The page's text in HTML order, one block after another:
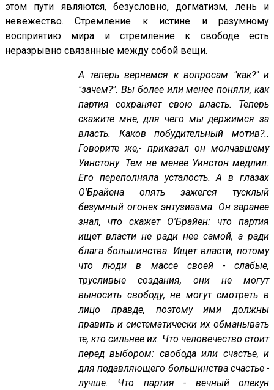
этом пути являются, безусловно, догматизм, лень и
невежество. Стремление к истине и разумному
восприятию мира и стремление к свободе есть
неразрывно связанные между собой вещи.
А теперь вернемся к вопросам "как?" и
"зачем?". Вы более или менее поняли, как
партия сохраняет свою власть. Теперь
скажите мне, для чего мы держимся за
власть. Каков побудительный мотив?..
Говорите же,- приказал он молчавшему
Уинстону. Тем не менее Уинстон медлил.
Его переполняла усталость. А в глазах
О'Брайена опять зажегся тусклый
безумный огонек энтузиазма. Он заранее
знал, что скажет О'Брайен: что партия
ищет власти не ради нее самой, а ради
блага большинства. Ищет власти, потому
что люди в массе своей - слабые,
трусливые создания, они не могут
выносить свободу, не могут смотреть в
лицо правде, поэтому ими должны
править и систематически их обманывать
те, кто сильнее их. Что человечество стоит
перед выбором: свобода или счастье, и
для подавляющего большинства счастье -
лучше. Что партия - вечный опекун